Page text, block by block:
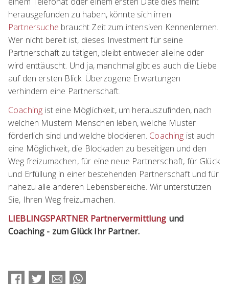
herausgefunden zu haben, könnte sich irren.
Partnersuche braucht Zeit zum intensiven Kennenlernen.
Wer nicht bereit ist, dieses Investment für seine
Partnerschaft zu tätigen, bleibt entweder alleine oder
wird enttäuscht. Und ja, manchmal gibt es auch die Liebe
auf den ersten Blick. Überzogene Erwartungen
verhindern eine Partnerschaft.
Coaching ist eine Möglichkeit, um herauszufinden, nach
welchen Mustern Menschen leben, welche Muster
förderlich sind und welche blockieren. Coaching ist auch
eine Möglichkeit, die Blockaden zu beseitigen und den
Weg freizumachen, für eine neue Partnerschaft, für Glück
und Erfüllung in einer bestehenden Partnerschaft und für
nahezu alle anderen Lebensbereiche. Wir unterstützen
Sie, Ihren Weg freizumachen.
LIEBLINGSPARTNER Partnervermittlung und
Coaching - zum Glück Ihr Partner.
FacebookTwitterE-mail